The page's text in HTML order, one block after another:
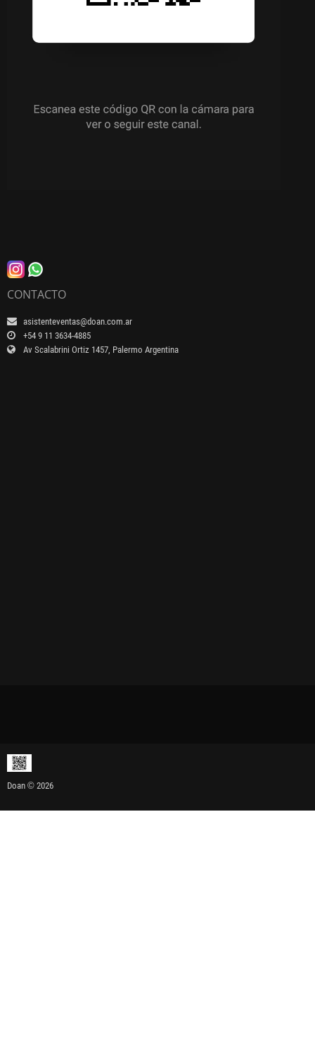
CONTACTO
asistenteventas@doan.com.ar
+54 9 11 3634-4885
Av Scalabrini Ortiz 1457, Palermo Argentina
Doan © 2026